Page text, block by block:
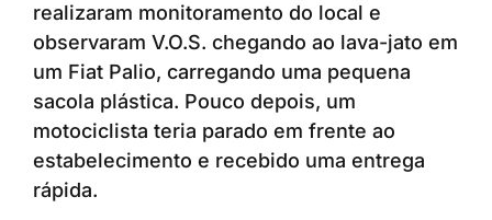
realizaram monitoramento do local e
observaram V.O.S. chegando ao lava-jato em
um Fiat Palio, carregando uma pequena
sacola plástica. Pouco depois, um
motociclista teria parado em frente ao
estabelecimento e recebido uma entrega
rápida.